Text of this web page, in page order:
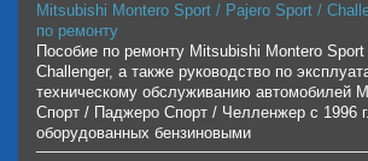
Mitsubishi Montero Sport / Pajero Sport /
по ремонту
Пособие по ремонту Mitsubishi Montero
Challenger, а также руководство по
техническому обслуживанию автомобилей
Спорт / Паджеро Спорт / Челленжер с 1996
оборудованных бензиновыми